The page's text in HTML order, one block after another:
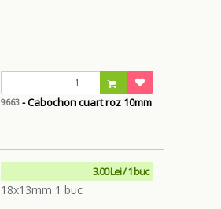
9663- Cabochon cuart roz 10mm
3.00 Lei / 1 buc